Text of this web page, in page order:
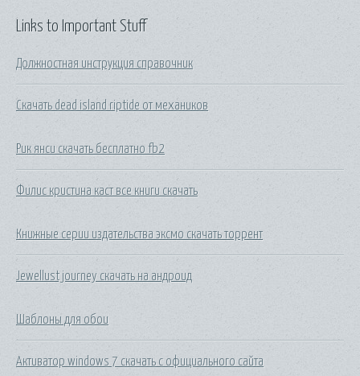
Links to Important Stuff
Должностная инструкция справочник
Скачать dead island riptide от механиков
Рик янси скачать бесплатно fb2
Филис кристина каст все книги скачать
Книжные серии издательства эксмо скачать торрент
Jewellust journey скачать на андроид
Шаблоны для обои
Активатор windows 7 скачать с официального сайта